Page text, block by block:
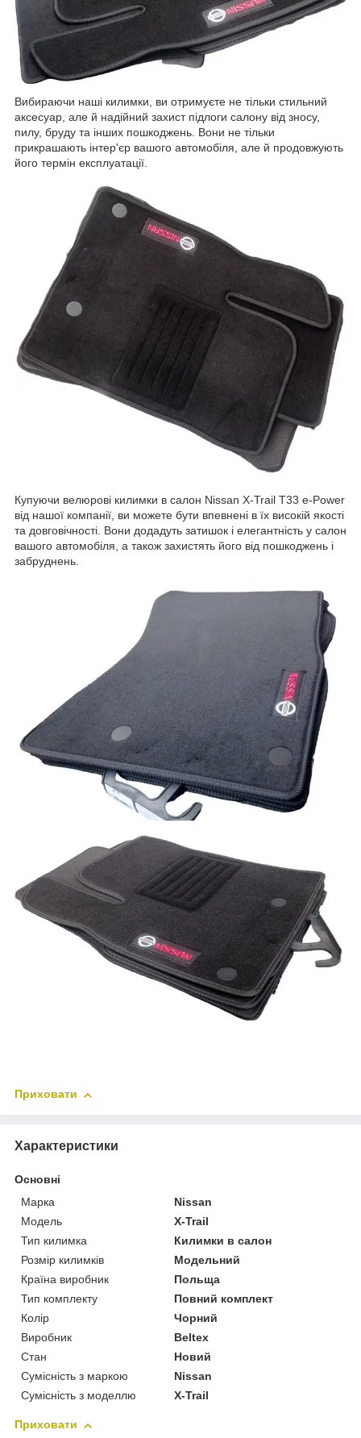
Вибираючи наші килимки, ви отримуєте не тільки стильний
аксесуар, але й надійний захист підлоги салону від зносу,
пилу, бруду та інших пошкоджень. Вони не тільки
прикрашають інтер'єр вашого автомобіля, але й продовжують
його термін експлуатації.
Купуючи велюрові килимки в салон Nissan X-Trail T33 e-Power
від нашої компанії, ви можете бути впевнені в їх високій якості
та довговічності. Вони додадуть затишок і елегантність у салон
вашого автомобіля, а також захистять його від пошкоджень і
забруднень.
Приховати
Характеристики
Основні
Марка
Nissan
Модель
X-Trail
Тип килимка
Килимки в салон
Розмір килимків
Модельний
Країна виробник
Польща
Тип комплекту
Повний комплект
Колір
Чорний
Виробник
Beltex
Стан
Новий
Сумісність з маркою
Nissan
Сумісність з моделлю
X-Trail
Приховати